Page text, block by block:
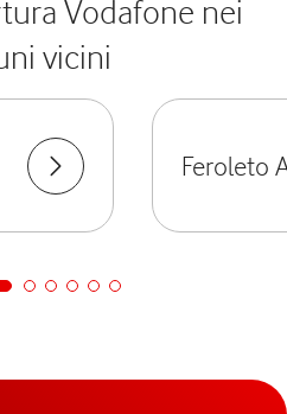
Vodafone nei
vicini
Feroleto